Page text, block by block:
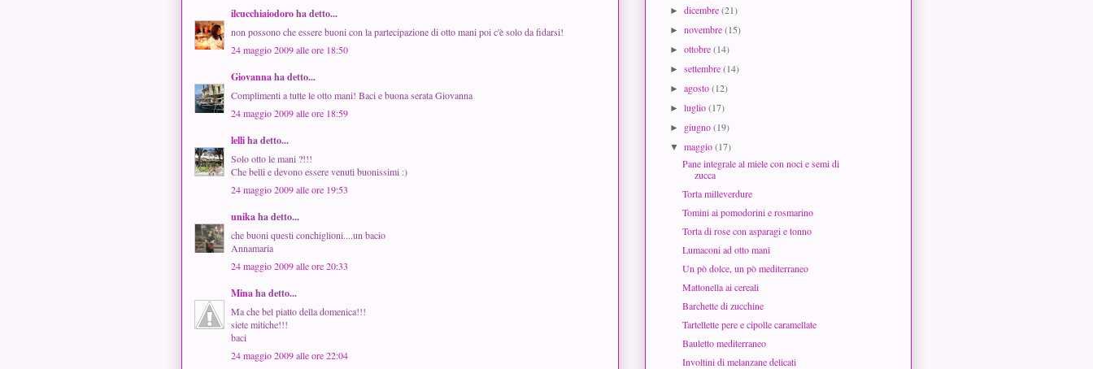
ilcucchiaiodoroha detto...
non possono che essere buoni con la partecipazione di otto mani poi c'è solo da fidarsi!
24 maggio 2009 alle ore 18:50
Giovannaha detto...
Complimenti a tutte le otto mani! Baci e buona serata Giovanna
24 maggio 2009 alle ore 18:59
lelliha detto...
Solo otto le mani ?!!!
Che belli e devono essere venuti buonissimi :)
24 maggio 2009 alle ore 19:53
unikaha detto...
che buoni questi conchiglioni....un bacio
Annamaria
24 maggio 2009 alle ore 20:33
Minaha detto...
Ma che bel piatto della domenica!!!
siete mitiche!!!
baci
24 maggio 2009 alle ore 22:04
►dicembre(21)
►novembre(15)
►ottobre(14)
►settembre(14)
►agosto(12)
►luglio(17)
► giugno(19)
▼maggio(17)
Pane integrale al miele con noci e semi di
zucca
Torta milleverdure
Tomini ai pomodorini e rosmarino
Torta di rose con asparagi e tonno
Lumaconi ad otto mani
Un pò dolce, un pò mediterraneo
Mattonella ai cereali
Barchette di zucchine
Tartellette pere e cipolle caramellate
Bauletto mediterraneo
Involtini di melanzane delicati